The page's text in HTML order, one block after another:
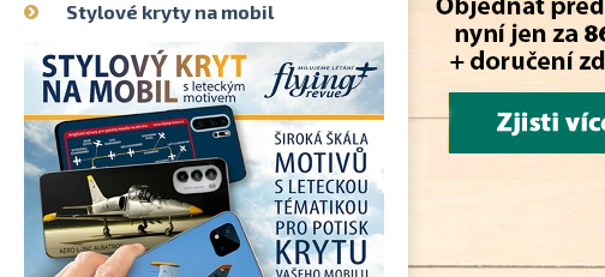
Stylové kryty na mobil